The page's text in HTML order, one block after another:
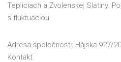
Tepliciach a Zvolenskej Slatiny.
s fluktuáciou
Adresa spoločnosti: Hájska 927/
Kontakt